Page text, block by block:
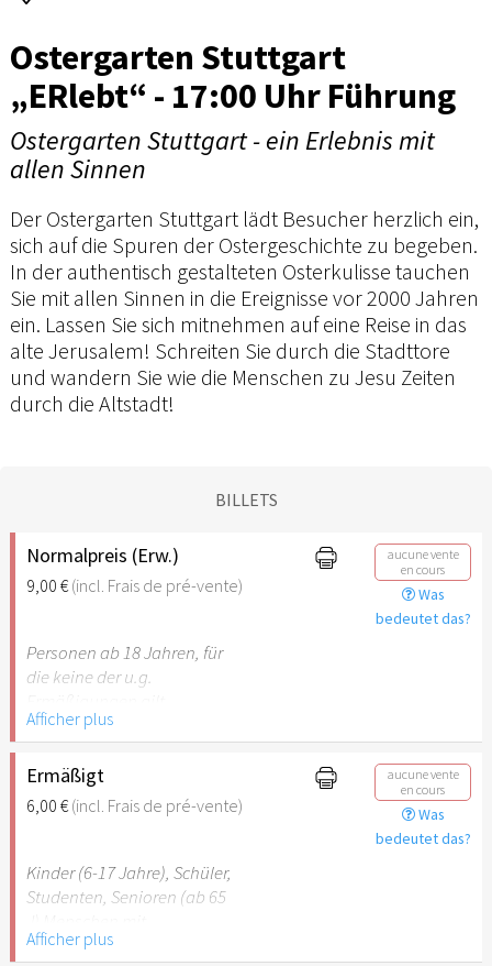
Ostergarten Stuttgart
„ERlebt“ - 17:00 Uhr Führung
Ostergarten Stuttgart - ein Erlebnis mit
allen Sinnen
Der Ostergarten Stuttgart lädt Besucher herzlich ein,
sich auf die Spuren der Ostergeschichte zu begeben.
In der authentisch gestalteten Osterkulisse tauchen
Sie mit allen Sinnen in die Ereignisse vor 2000 Jahren
ein. Lassen Sie sich mitnehmen auf eine Reise in das
alte Jerusalem! Schreiten Sie durch die Stadttore
und wandern Sie wie die Menschen zu Jesu Zeiten
durch die Altstadt!
BILLETS
Normalpreis (Erw.)
9,00 €(incl. Frais de pré-vente)
aucune vente
en cours
Was
bedeutet das?
Personen ab 18 Jahren, für
die keine der u.g.
Afficher plus
Ermäßigt
6,00 €(incl. Frais de pré-vente)
aucune vente
en cours
Was
bedeutet das?
Kinder (6-17 Jahre), Schüler,
Studenten, Senioren (ab 65
Behinderung (ab 50%),
Afficher plus